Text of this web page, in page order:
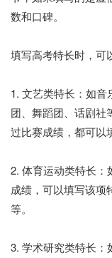
数和口碑。
填写高考特长时，可
1. 文艺类特长：如
团、舞蹈团、话剧社
过比赛成绩，都可以
2. 体育运动类特长：
成绩，可以填写该项
等。
3. 学术研究类特长：